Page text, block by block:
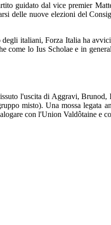
guidato dal vice premier
delle nuove elezioni del
italiani, Forza Italia ha
come lo Ius Scholae e in
l'uscita di Aggravi,
misto). Una mossa legata
con l'Union Valdôtaine e